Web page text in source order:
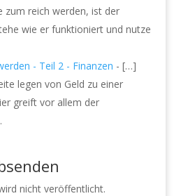
zum reich werden, ist der
wie er funktioniert und nutze
- Teil 2 - Finanzen - […]
legen von Geld zu einer
greift vor allem der
nicht veröffentlicht.